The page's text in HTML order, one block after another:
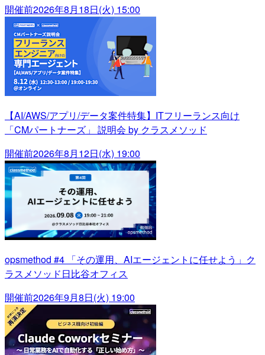
開催前2026年8月18日(火) 15:00
【AI/AWS/アプリ/データ案件特集】ITフリーランス向け
「CMパートナーズ」 説明会 by クラスメソッド
開催前2026年8月12日(水) 19:00
opsmethod #4 「その運用、AIエージェントに任せよう」ク
ラスメソッド日比谷オフィス
開催前2026年9月8日(火) 19:00